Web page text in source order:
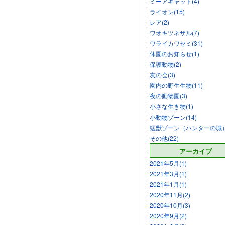
ライオン(15)
レア(2)
ワオキツネザル(7)
ワライカワセミ(31)
休園のお知らせ(1)
保護動物(2)
友の会(3)
園内の野生生物(11)
夜の動物園(3)
小さな生き物(1)
小動物ゾーン(14)
猛獣ゾーン（ハンターの城
その他(22)
アーカイブ
2021年5月(1)
2021年3月(1)
2021年1月(1)
2020年11月(2)
2020年10月(3)
2020年9月(2)